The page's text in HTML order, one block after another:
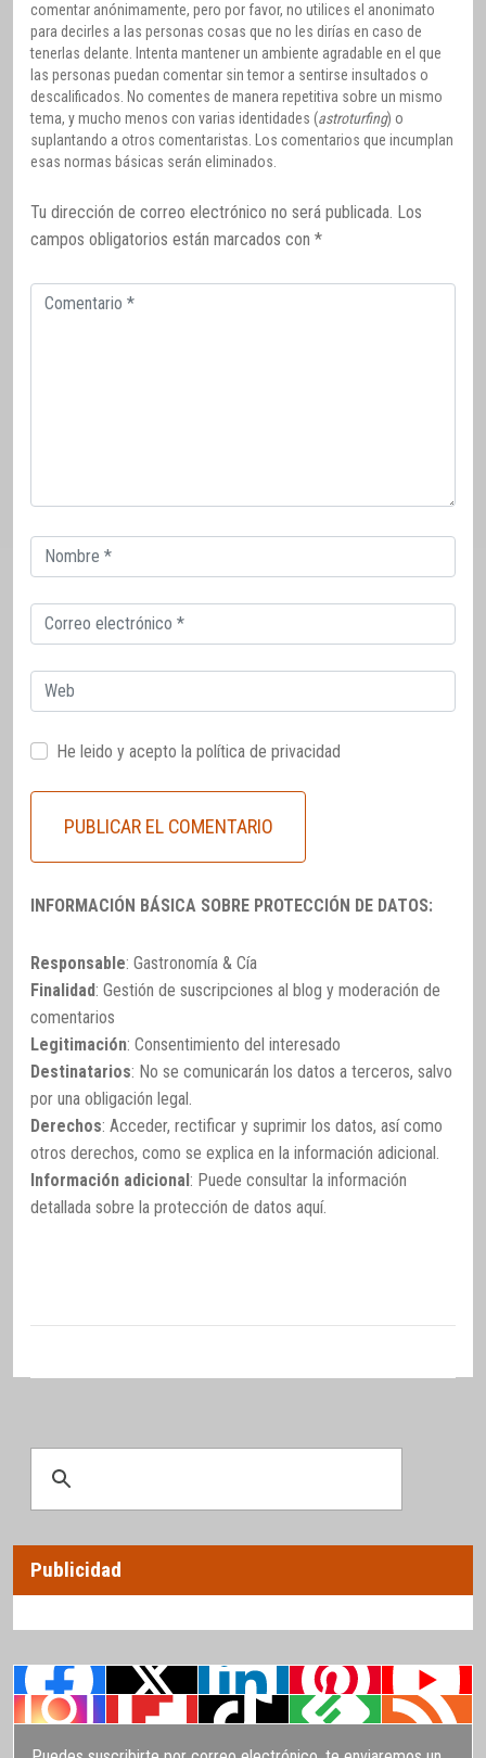
comentar anónimamente, pero por favor, no utilices el anonimato
para decirles a las personas cosas que no les dirías en caso de
tenerlas delante. Intenta mantener un ambiente agradable en el que
las personas puedan comentar sin temor a sentirse insultados o
descalificados. No comentes de manera repetitiva sobre un mismo
tema, y mucho menos con varias identidades (astroturfing) o
suplantando a otros comentaristas. Los comentarios que incumplan
esas normas básicas serán eliminados.
Tu dirección de correo electrónico no será publicada. Los
campos obligatorios están marcados con *
Comentario
Correo
electrónico
Correo
electrónico
Web
He leido y acepto la política de privacidad
INFORMACIÓN BÁSICA SOBRE PROTECCIÓN DE DATOS:
Responsable: Gastronomía & Cía
Finalidad: Gestión de suscripciones al blog y moderación de
comentarios
Legitimación: Consentimiento del interesado
Destinatarios: No se comunicarán los datos a terceros, salvo
por una obligación legal.
Derechos: Acceder, rectificar y suprimir los datos, así como
otros derechos, como se explica en la información adicional.
Información adicional: Puede consultar la información
detallada sobre la protección de datos aquí.
Publicidad